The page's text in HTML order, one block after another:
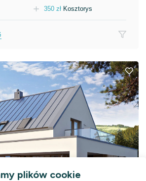
350 zł Kosztorys
plików cookie